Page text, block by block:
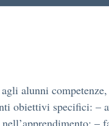
alunni
obiettivi specifici: –
–